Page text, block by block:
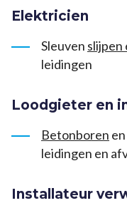
Elektricien
Sleuven slijpen
leidingen
Loodgieter en
Betonboren en
leidingen en
Installateur